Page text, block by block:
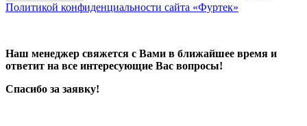
Политикой конфиденциальности сайта «Фуртек»
Наш менеджер свяжется с Вами в ближайшее время и
ответит на все интересующие Вас вопросы!
Спасибо за заявку!